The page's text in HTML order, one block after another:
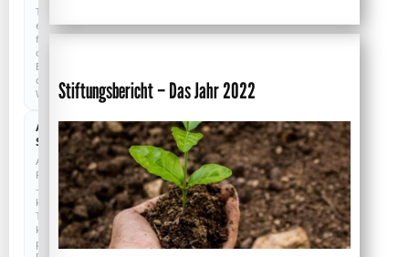
Stiftungsbericht – Das Jahr 2022
Technisch
erforderlich
für
den
Betrieb
der
Website.
Anonyme
Statistik
COOKIELOS
Anonyme
Reichweitenmessung
–
kein
Tracking,
keine
personenbezogenen